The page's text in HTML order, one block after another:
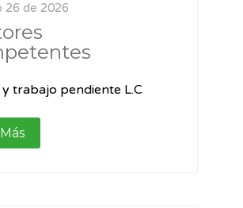
26 de 2026
trabajo pendiente L.C